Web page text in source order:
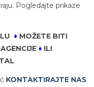
Pogledajte prikaze
♦ MOŽETE BITI
♦ ILI
KONTAKTIRAJTE NAS